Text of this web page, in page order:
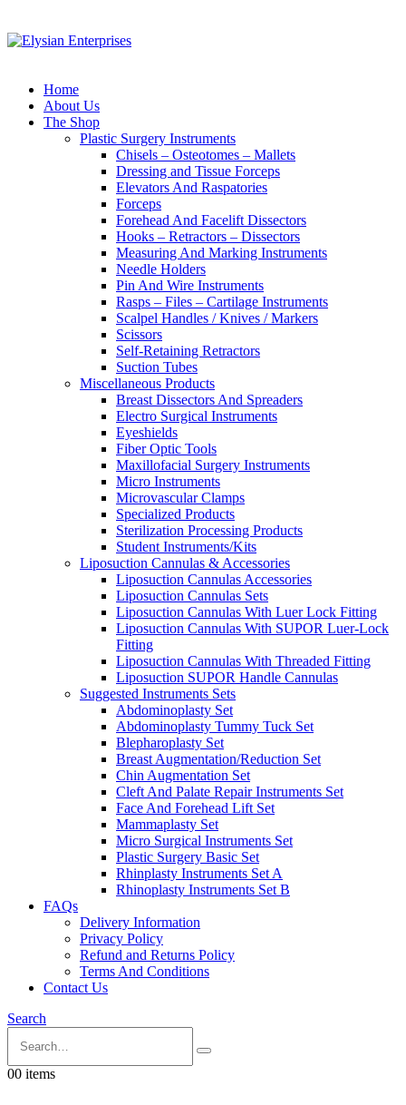
Home
About Us
The Shop
Plastic Surgery Instruments
Chisels – Osteotomes – Mallets
Dressing and Tissue Forceps
Elevators And Raspatories
Forceps
Forehead And Facelift Dissectors
Hooks – Retractors – Dissectors
Measuring And Marking Instruments
Needle Holders
Pin And Wire Instruments
Rasps – Files – Cartilage Instruments
Scalpel Handles / Knives / Markers
Scissors
Self-Retaining Retractors
Suction Tubes
Miscellaneous Products
Breast Dissectors And Spreaders
Electro Surgical Instruments
Eyeshields
Fiber Optic Tools
Maxillofacial Surgery Instruments
Micro Instruments
Microvascular Clamps
Specialized Products
Sterilization Processing Products
Student Instruments/Kits
Liposuction Cannulas & Accessories
Liposuction Cannulas Accessories
Liposuction Cannulas Sets
Liposuction Cannulas With Luer Lock Fitting
Liposuction Cannulas With SUPOR Luer-Lock
Fitting
Liposuction Cannulas With Threaded Fitting
Liposuction SUPOR Handle Cannulas
Suggested Instruments Sets
Abdominoplasty Set
Abdominoplasty Tummy Tuck Set
Blepharoplasty Set
Breast Augmentation/Reduction Set
Chin Augmentation Set
Cleft And Palate Repair Instruments Set
Face And Forehead Lift Set
Mammaplasty Set
Micro Surgical Instruments Set
Plastic Surgery Basic Set
Rhinplasty Instruments Set A
Rhinoplasty Instruments Set B
FAQs
Delivery Information
Privacy Policy
Refund and Returns Policy
Terms And Conditions
Contact Us
Search
00 items